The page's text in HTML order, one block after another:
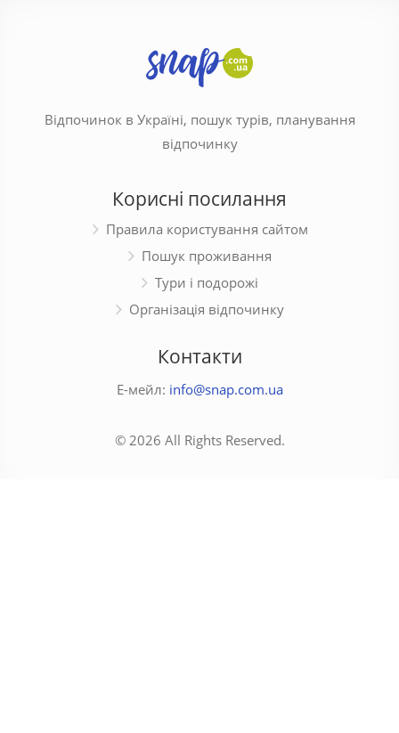
Відпочинок в Україні, пошук турів, планування
відпочинку
Корисні посилання
Правила користування сайтом
Пошук проживання
Тури і подорожі
Організація відпочинку
Контакти
Е-мейл: info@snap.com.ua
© 2026 All Rights Reserved.